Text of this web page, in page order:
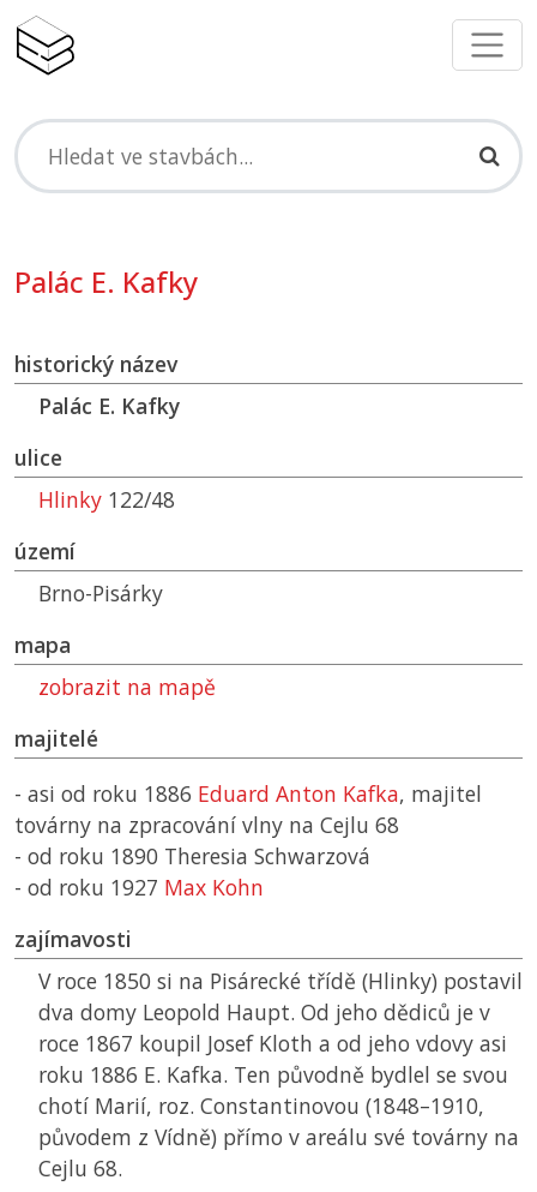
Palác E. Kafky
historický název
Palác E. Kafky
ulice
Hlinky 122/48
území
Brno-Pisárky
mapa
zobrazit na mapě
majitelé
- asi od roku 1886 Eduard Anton Kafka, majitel
továrny na zpracování vlny na Cejlu 68
- od roku 1890 Theresia Schwarzová
- od roku 1927 Max Kohn
zajímavosti
V roce 1850 si na Pisárecké třídě (Hlinky) postavil
dva domy Leopold Haupt. Od jeho dědiců je v
roce 1867 koupil Josef Kloth a od jeho vdovy asi
roku 1886 E. Kafka. Ten původně bydlel se svou
chotí Marií, roz. Constantinovou (1848–1910,
původem z Vídně) přímo v areálu své továrny na
Cejlu 68.